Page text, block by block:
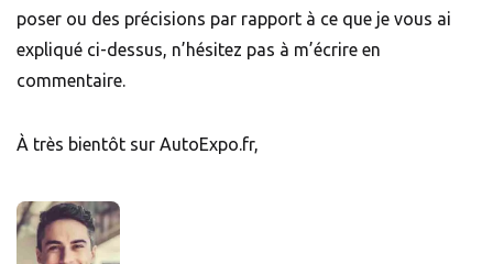
poser ou des précisions par rapport à ce que je vous ai
expliqué ci-dessus, n’hésitez pas à m’écrire en
commentaire.
À très bientôt sur AutoExpo.fr,